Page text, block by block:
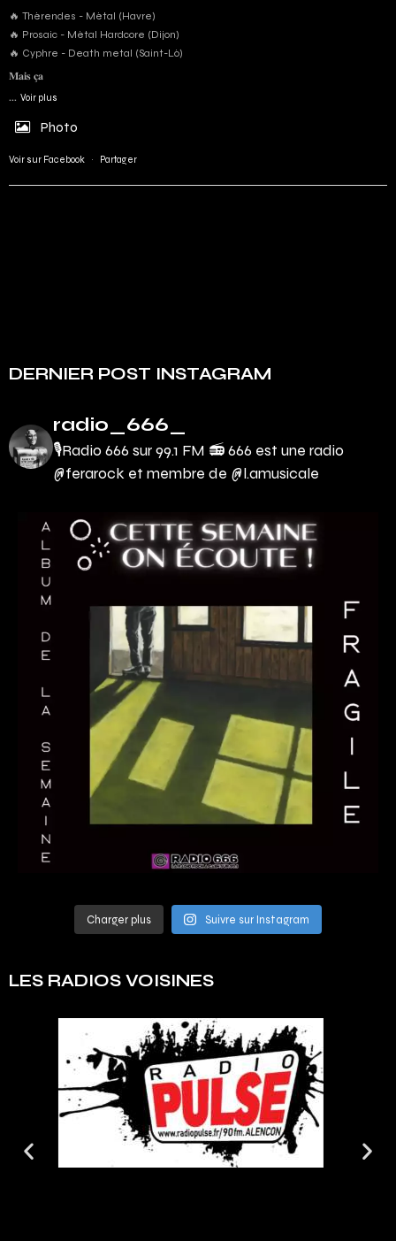
🔥 Thérendes - Métal (Havre)
🔥 Prosaic - Métal Hardcore (Dijon)
🔥 Cyphre - Death metal (Saint-Lô)
𝐌𝐚𝐢𝐬 𝐜̧𝐚
... Voir plus
Photo
Voir sur Facebook · Partager
DERNIER POST INSTAGRAM
radio_666_
🎙Radio 666 sur 99.1 FM 📻666 est une radio
@ferarock et membre de @l.amusicale
Charger plus Suivre sur Instagram
LES RADIOS VOISINES